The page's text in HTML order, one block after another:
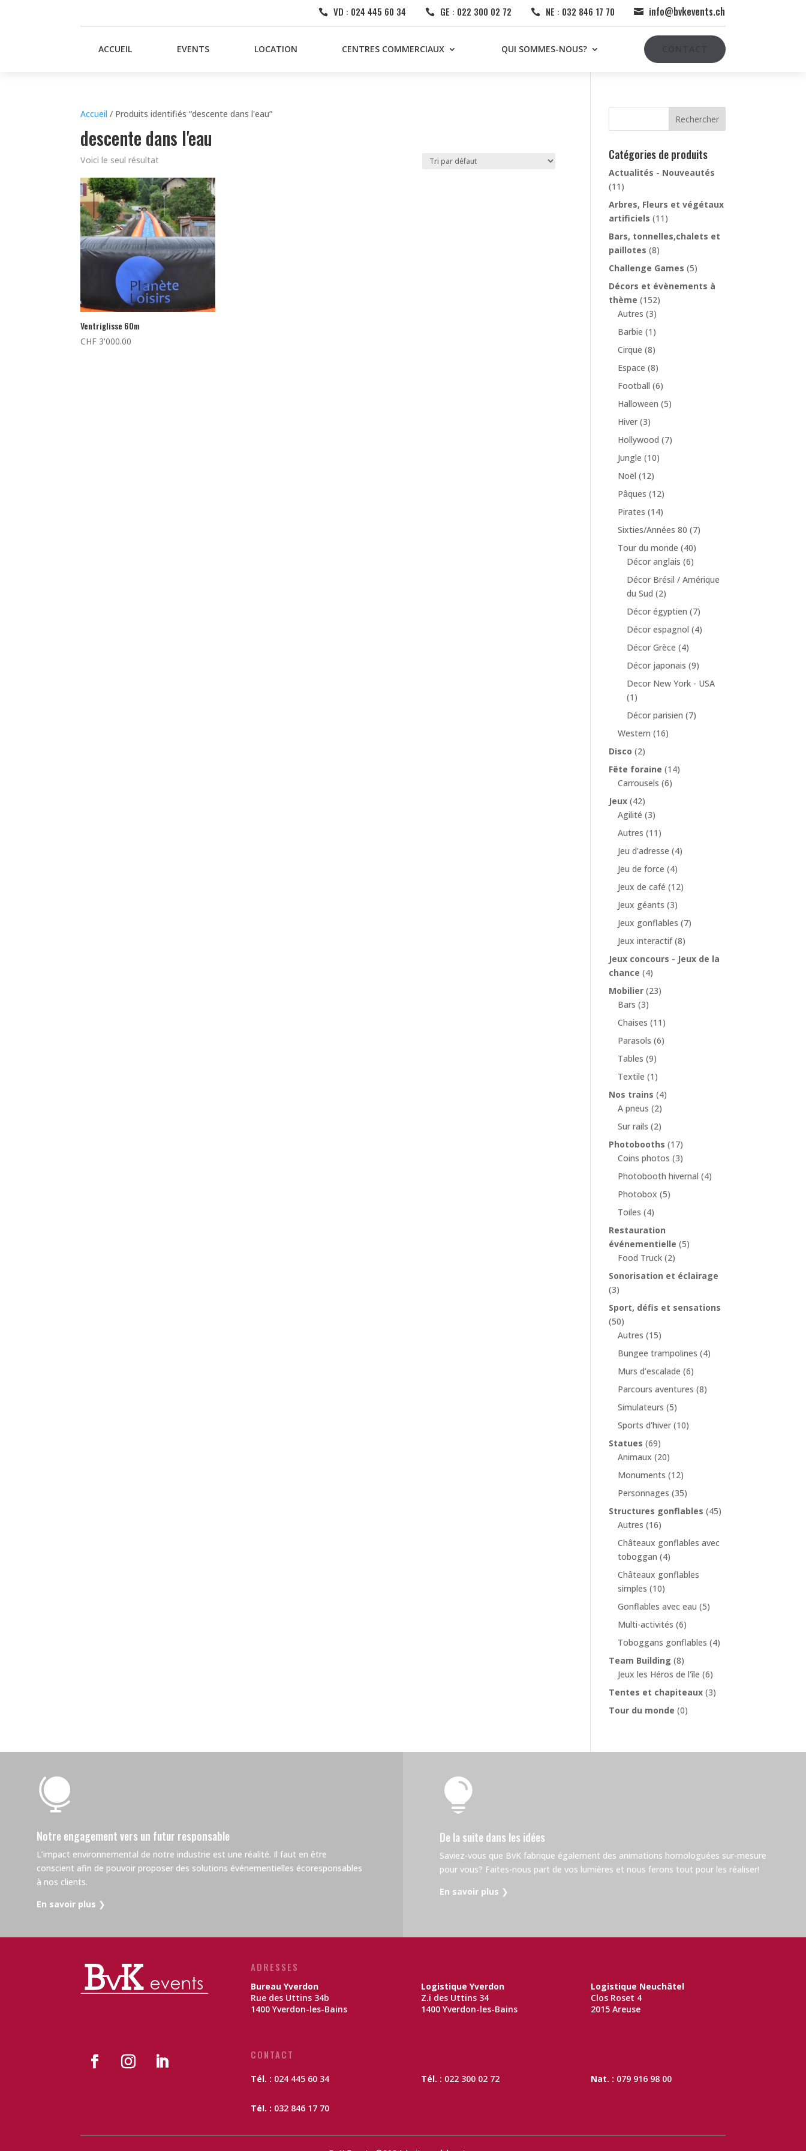
 VD : 024 445 60 34  GE : 022 300 02 72  NE : 032 846 17 70  info@bvkevents.ch
ACCUEIL EVENTS LOCATION CENTRES COMMERCIAUX QUI SOMMES-NOUS?
Accueil / Produits identifiés “descente dans l'eau”
descente dans l'eau
Voici le seul résultat
Ventriglisse 60m
CHF 3'000.00
Rechercher
Catégories de produits
Actualités - Nouveautés
(11)
Arbres, Fleurs et végétaux
artificiels (11)
Bars, tonnelles,chalets et
paillotes (8)
Challenge Games (5)
Décors et évènements à
thème (152)
Autres (3)
Barbie (1)
Cirque (8)
Espace (8)
Football (6)
Halloween (5)
Hiver (3)
Hollywood (7)
Jungle (10)
Noël (12)
Pâques (12)
Pirates (14)
Sixties/Années 80 (7)
Tour du monde (40)
Décor anglais (6)
Décor Brésil / Amérique
du Sud (2)
Décor égyptien (7)
Décor espagnol (4)
Décor Grèce (4)
Décor japonais (9)
Decor New York - USA
(1)
Décor parisien (7)
Western (16)
Disco (2)
Fête foraine (14)
Carrousels (6)
Jeux (42)
Agilité (3)
Autres (11)
Jeu d'adresse (4)
Jeu de force (4)
Jeux de café (12)
Jeux géants (3)
Jeux gonflables (7)
Jeux interactif (8)
Jeux concours - Jeux de la
chance (4)
Mobilier (23)
Bars (3)
Chaises (11)
Parasols (6)
Tables (9)
Textile (1)
Nos trains (4)
A pneus (2)
Sur rails (2)
Photobooths (17)
Coins photos (3)
Photobooth hivernal (4)
Photobox (5)
Toiles (4)
Restauration
événementielle (5)
Food Truck (2)
Sonorisation et éclairage
(3)
Sport, défis et sensations
(50)
Autres (15)
Bungee trampolines (4)
Murs d’escalade (6)
Parcours aventures (8)
Simulateurs (5)
Sports d'hiver (10)
Statues (69)
Animaux (20)
Monuments (12)
Personnages (35)
Structures gonflables (45)
Autres (16)
Châteaux gonflables avec
toboggan (4)
Châteaux gonflables
simples (10)
Gonflables avec eau (5)
Multi-activités (6)
Toboggans gonflables (4)
Team Building (8)
Jeux les Héros de l'île (6)
Tentes et chapiteaux (3)
Tour du monde (0)

Notre engagement vers un futur responsable
L’impact environnemental de notre industrie est une réalité. Il faut en être
conscient afin de pouvoir proposer des solutions événementielles écoresponsables
à nos clients.
En savoir plus ❯

De la suite dans les idées
Saviez-vous que BvK fabrique également des animations homologuées sur-mesure
pour vous? Faites-nous part de vos lumières et nous ferons tout pour les réaliser!
En savoir plus ❯
ADRESSES
Bureau Yverdon
Rue des Uttins 34b
1400 Yverdon-les-Bains
Logistique Yverdon
Z.i des Uttins 34
1400 Yverdon-les-Bains
Logistique Neuchâtel
Clos Roset 4
2015 Areuse
CONTACT
Tél. : 024 445 60 34
Tél. : 032 846 17 70
Tél. : 022 300 02 72 Nat. : 079 916 98 00